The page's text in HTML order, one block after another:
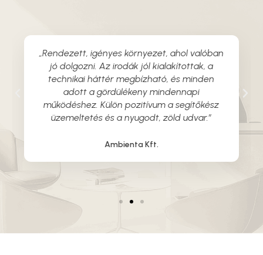
„Rendezett, igényes környezet, ahol valóban
jó dolgozni. Az irodák jól kialakítottak, a
technikai háttér megbízható, és minden
adott a gördülékeny mindennapi
működéshez. Külön pozitívum a segítőkész
üzemeltetés és a nyugodt, zöld udvar.”
Ambienta Kft.